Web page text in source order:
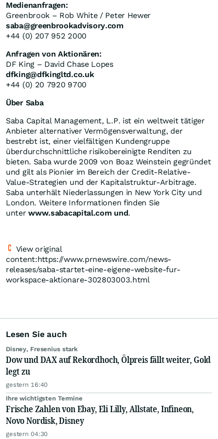
Medienanfragen:
Greenbrook – Rob White / Peter Hewer
saba@greenbrookadvisory.com
+44 (0) 207 952 2000
Anfragen von Aktionären:
DF King – David Chase Lopes
dfking@dfkingltd.co.uk
+44 (0) 20 7920 9700
Über Saba
Saba Capital Management, L.P. ist ein weltweit tätiger
Anbieter alternativer Vermögensverwaltung, der
bestrebt ist, einer vielfältigen Kundengruppe
überdurchschnittliche risikobereinigte Renditen zu
bieten. Saba wurde 2009 von Boaz Weinstein gegründet
und gilt als Pionier im Bereich der Credit-Relative-
Value-Strategien und der Kapitalstruktur-Arbitrage.
Saba unterhält Niederlassungen in New York City und
London. Weitere Informationen finden Sie
unterwww.sabacapital.com und.
View original
content:https://www.prnewswire.com/news-
releases/saba-startet-eine-eigene-website-fur-
workspace-aktionare-302803003.html
Lesen Sie auch
Disney, Fresenius stark
Dow und DAX auf Rekordhoch, Ölpreis fällt weiter, Gold
legt zu
gestern 16:40
Ihre wichtigsten Termine
Frische Zahlen von Ebay, Eli Lilly, Allstate, Infineon,
Novo Nordisk, Disney
gestern 04:30